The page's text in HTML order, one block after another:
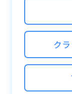
ニューをす
・HPが全回
・ユニット
がチャー
・状態異常
ク